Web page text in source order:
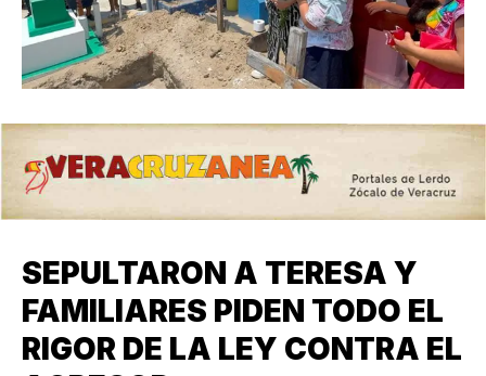
SEPULTARON A TERESA Y
FAMILIARES PIDEN TODO EL
RIGOR DE LA LEY CONTRA EL